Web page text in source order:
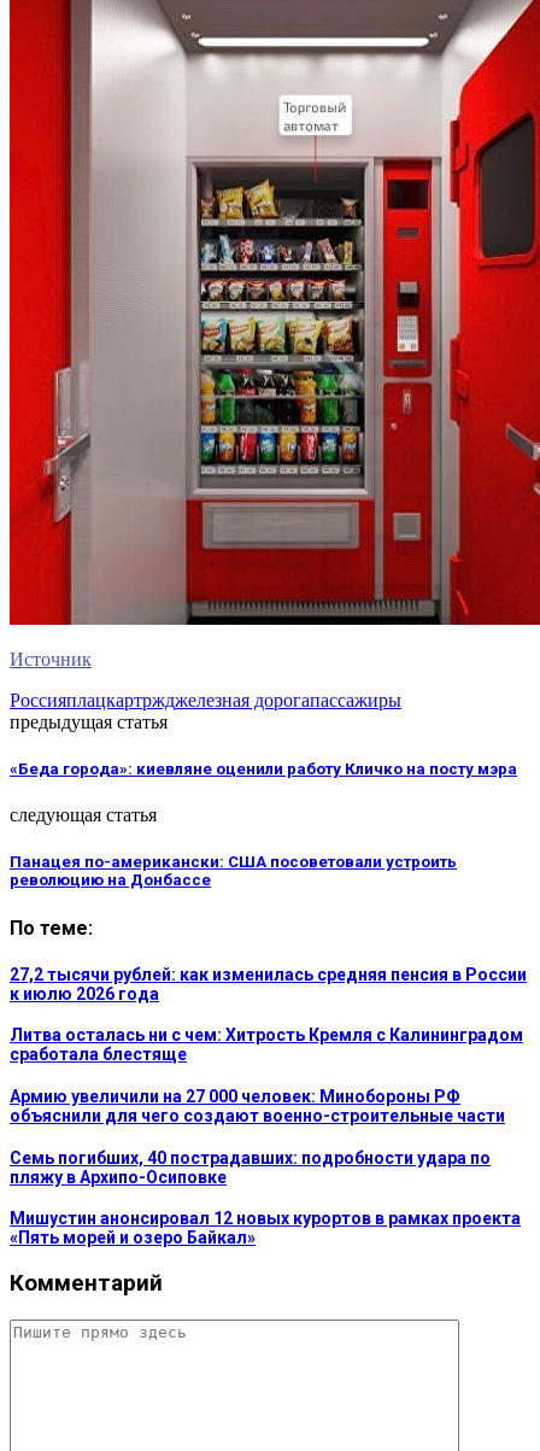
Источник
Россияплацкартржджелезная дорогапассажиры
предыдущая статья
«Беда города»: киевляне оценили работу Кличко на посту мэра
следующая статья
Панацея по-американски: США посоветовали устроить
революцию на Донбассе
По теме:
27,2 тысячи рублей: как изменилась средняя пенсия в России
к июлю 2026 года
Литва осталась ни с чем: Хитрость Кремля с Калининградом
сработала блестяще
Армию увеличили на 27 000 человек: Минобороны РФ
объяснили для чего создают военно-строительные части
Семь погибших, 40 пострадавших: подробности удара по
пляжу в Архипо-Осиповке
Мишустин анонсировал 12 новых курортов в рамках проекта
«Пять морей и озеро Байкал»
Комментарий